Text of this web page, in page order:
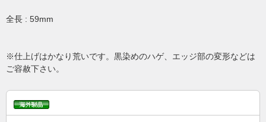
全長 : 59mm
※仕上げはかなり荒いです。黒染めのハゲ、エッジ部の変形などは
ご容赦下さい。